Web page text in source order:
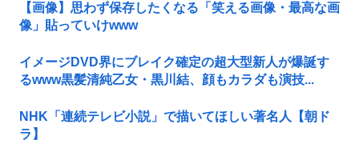
【画像】思わず保存したくなる「笑える画像・最高な画
像」貼っていけwww
イメージDVD界にブレイク確定の超大型新人が爆誕す
るwww黒髪清純乙女・黒川結、顔もカラダも演技...
NHK「連続テレビ小説」で描いてほしい著名人【朝ド
ラ】